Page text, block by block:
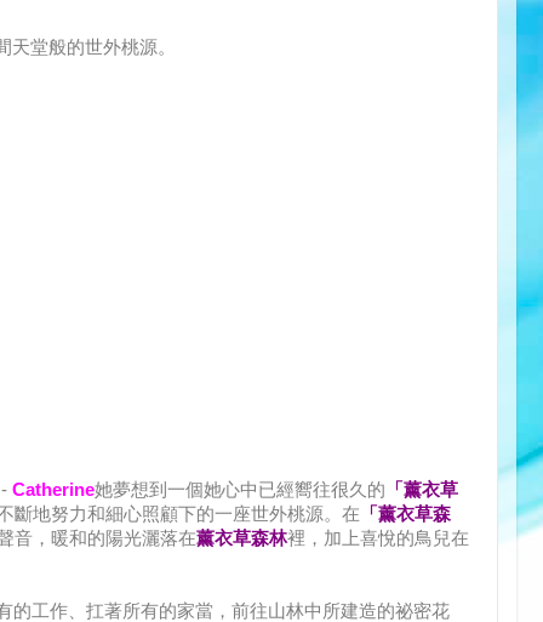
天堂般的世外桃源。
Catherine她夢想到一個她心中已經嚮往很久的 「薰衣草
斷地努力和細心照顧下的一座世外桃源。在 「薰衣草森
音，暖和的陽光灑落在薰衣草森林裡，加上喜悅的鳥兒在
的工作、扛著所有的家當，前往山林中所建造的祕密花